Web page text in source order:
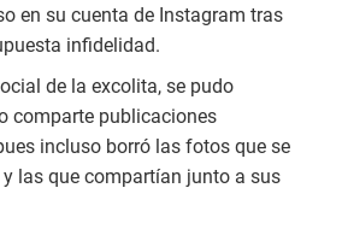
en su cuenta de Instagram tras
infidelidad.
de la excolita, se pudo
comparte publicaciones
incluso borró las fotos que se
las que compartían junto a sus